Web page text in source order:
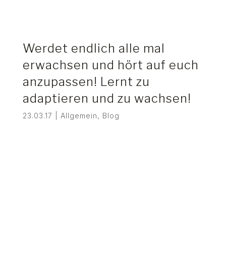
Werdet endlich alle mal
erwachsen und hört auf euch
anzupassen! Lernt zu
adaptieren und zu wachsen!
23.03.17 Allgemein, Blog